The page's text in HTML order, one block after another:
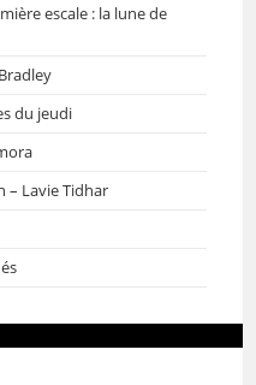
escale : la lune de
du jeudi
– Lavie Tidhar